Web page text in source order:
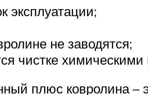
эксплуатации;
не заводятся;
чистке
плюс ковролина –